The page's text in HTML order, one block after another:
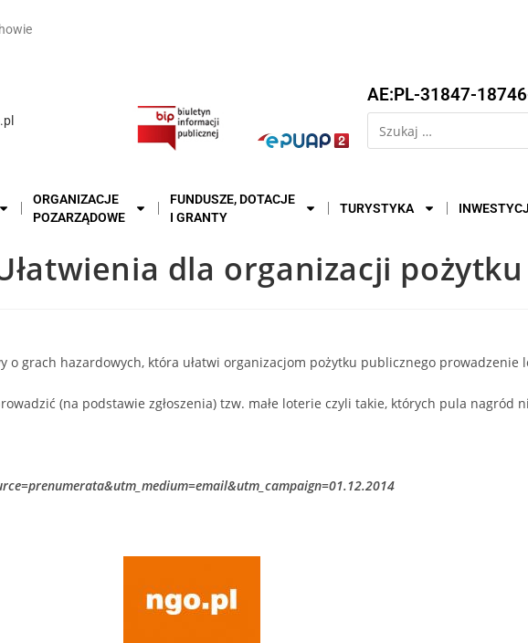
AE:PL-31847-
ORGANIZACJE
POZARZĄDOWE
FUNDUSZE, DOTACJE
I GRANTY
TURYSTYKA
dla organizacji pożytku
o grach hazardowych, która ułatwi organizacjom pożytku publicznego prowadzenie
(na podstawie zgłoszenia) tzw. małe loterie czyli takie, których pula nagród